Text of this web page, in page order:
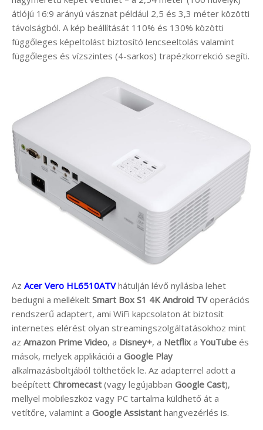
átlójú 16:9 arányú vásznat például 2,5 és 3,3 méter közötti
távolságból. A kép beállítását 110% és 130% közötti
függőleges képeltolást biztosító lencseeltolás valamint
függőleges és vízszintes (4-sarkos) trapézkorrekció segíti.
Az Acer Vero HL6510ATVhátulján lévő nyílásba lehet
bedugni a mellékelt Smart Box S1 4K Android TVoperációs
rendszerű adaptert, ami WiFi kapcsolaton át biztosít
internetes elérést olyan streamingszolgáltatásokhoz mint
az Amazon Prime Video, a Disney+, a Netflixa YouTube és
mások, melyek applikációi a Google Play
alkalmazásboltjából tölthetőek le. Az adapterrel adott a
beépített Chromecast (vagy legújabban Google Cast),
mellyel mobileszköz vagy PC tartalma küldhető át a
vetítőre, valamint a Google Assistant hangvezérlés is.